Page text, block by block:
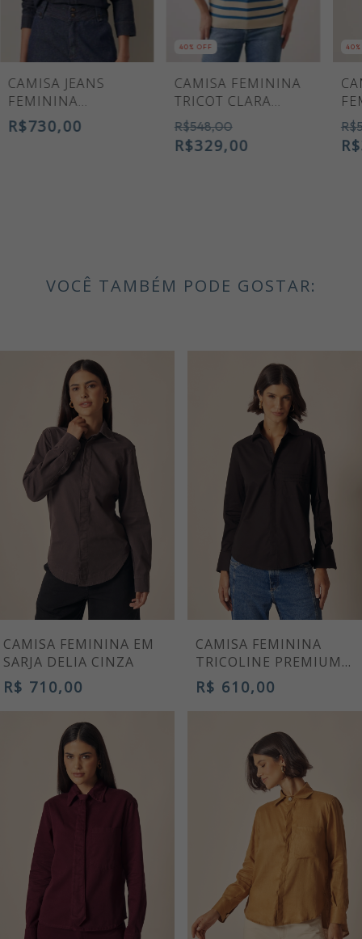
CAMISA JEANS
FEMININA
DORALICE
R$730,00
40% OFF
CAMISA FEMININA
TRICOT CLARA
LISTRAS
R$548,00
R$329,00
40
VOCÊ TAMBÉM PODE GOSTAR:
CAMISA FEMININA EM
SARJA DELIA CINZA
R$ 710,00
CAMISA FEMININA
TRICOLINE PREMIUM
DIONE PRETA MANGA
LONGA
R$ 610,00